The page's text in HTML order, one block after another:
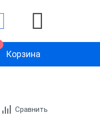
Корзина
Сравнить